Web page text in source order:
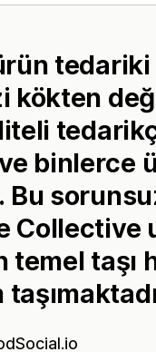
tedariki
kökten
binlerce
Bu
Collective
taşı